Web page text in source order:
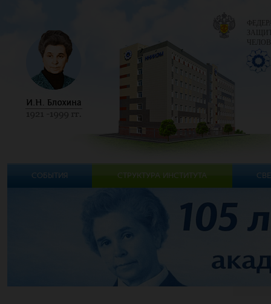
СОБЫТИЯ СТРУКТУРА ИНСТИТУТА